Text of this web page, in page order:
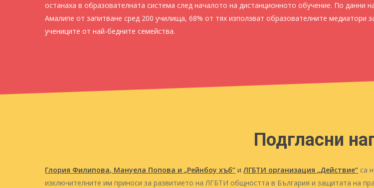
останаха в образователната система след началото на дистанционното обучение. По данни
Амалипе от запитване сред 200 училища, 68% от тях използват образователните медиатори
учениците от най-бедните семейства.
Подгласни
Глория Филипова, Мануела Попова и „Рейнбоу хъб“ иЛГБТИ организация „Действие“ са
изключителните им приноси за развитието на ЛГБТИ общността в България и защитата на